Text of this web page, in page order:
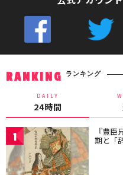
RANKING ランキング
DAILY
24時間
1 『豊
期と「